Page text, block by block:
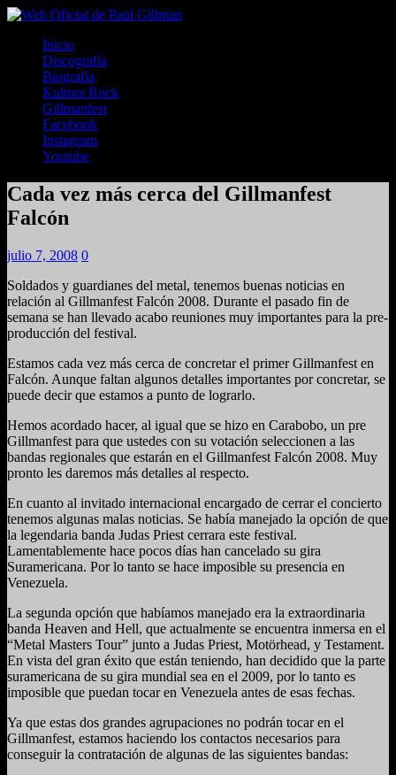
Inicio
Discografía
Biografía
Kultura Rock
Gillmanfest
Facebook
Instagram
Youtube
Cada vez más cerca del Gillmanfest
Falcón
julio 7, 2008 0
Soldados y guardianes del metal, tenemos buenas noticias en
relación al Gillmanfest Falcón 2008. Durante el pasado fin de
semana se han llevado acabo reuniones muy importantes para la pre-
producción del festival.
Estamos cada vez más cerca de concretar el primer Gillmanfest en
Falcón. Aunque faltan algunos detalles importantes por concretar, se
puede decir que estamos a punto de lograrlo.
Hemos acordado hacer, al igual que se hizo en Carabobo, un pre
Gillmanfest para que ustedes con su votación seleccionen a las
bandas regionales que estarán en el Gillmanfest Falcón 2008. Muy
pronto les daremos más detalles al respecto.
En cuanto al invitado internacional encargado de cerrar el concierto
tenemos algunas malas noticias. Se había manejado la opción de que
la legendaria banda Judas Priest cerrara este festival.
Lamentablemente hace pocos días han cancelado su gira
Suramericana. Por lo tanto se hace imposible su presencia en
Venezuela.
La segunda opción que habíamos manejado era la extraordinaria
banda Heaven and Hell, que actualmente se encuentra inmersa en el
“Metal Masters Tour” junto a Judas Priest, Motörhead, y Testament.
En vista del gran éxito que están teniendo, han decidido que la parte
suramericana de su gira mundial sea en el 2009, por lo tanto es
imposible que puedan tocar en Venezuela antes de esas fechas.
Ya que estas dos grandes agrupaciones no podrán tocar en el
Gillmanfest, estamos haciendo los contactos necesarios para
conseguir la contratación de algunas de las siguientes bandas: